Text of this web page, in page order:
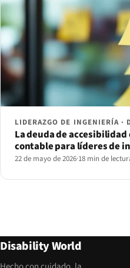
LIDERAZGO DE INGENIERÍA ·
La deuda de
contable para líderes de
22 de mayo de 2026·18 min de
Disability World